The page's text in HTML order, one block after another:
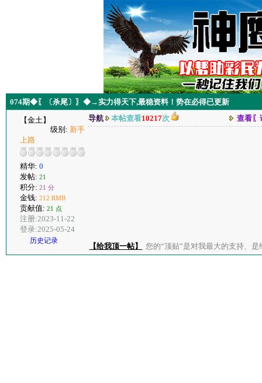
074期◆〖〔杀尾〕〗◆→实力得天下,最稳资料！势在必得已更新
【金土】
级别: 新手
上路
精华: 0
发帖: 21
积分: 21 分
金钱: 212 RMB
贡献值: 21 点
注册:2023-11-22
登录:2025-05-24
历史记录
导航 本帖查看10217次 查看〖
【给我顶一帖】 您的“顶贴”是对我最大的支持、